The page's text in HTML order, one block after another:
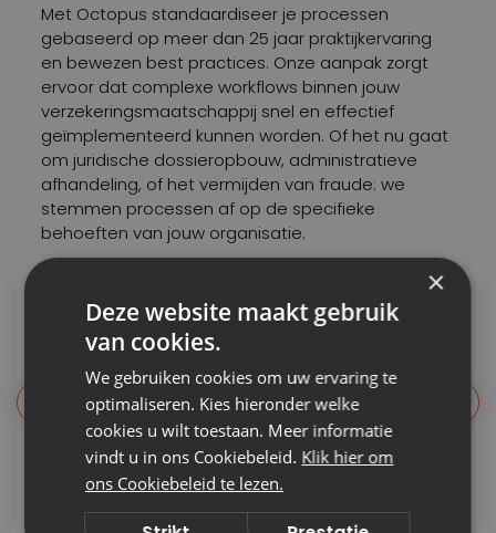
Met Octopus standaardiseer je processen
gebaseerd op meer dan 25 jaar praktijkervaring
en bewezen best practices. Onze aanpak zorgt
ervoor dat complexe workflows binnen jouw
verzekeringsmaatschappij snel en effectief
geïmplementeerd kunnen worden. Of het nu gaat
om juridische dossieropbouw, administratieve
afhandeling, of het vermijden van fraude: we
stemmen processen af op de specifieke
behoeften van jouw organisatie.
Voorlopige voorzieningen
Zorg voor tijdelijke ondersteuning en
financiële continuïteit voor klanten terwijl
hun beroep nog in behandeling is.
×
Deze website maakt gebruik
van cookies.
We gebruiken cookies om uw ervaring te
optimaliseren. Kies hieronder welke
cookies u wilt toestaan. Meer informatie
vindt u in ons Cookiebeleid. Klik hier om
ons Cookiebeleid te lezen.